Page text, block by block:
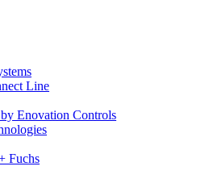
Line
Enovation Controls
Fuchs